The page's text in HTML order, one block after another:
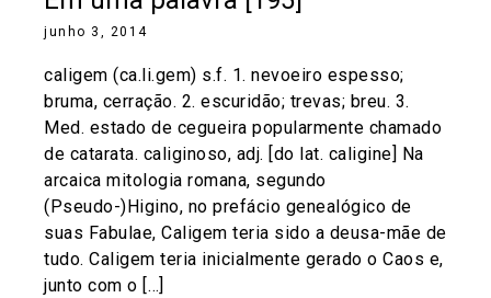
junho 3, 2014
caligem (ca.li.gem) s.f. 1. nevoeiro espesso;
bruma, cerração. 2. escuridão; trevas; breu. 3.
Med. estado de cegueira popularmente chamado
de catarata. caliginoso, adj. [do lat. caligine] Na
arcaica mitologia romana, segundo
(Pseudo-)Higino, no prefácio genealógico de
suas Fabulae, Caligem teria sido a deusa-mãe de
tudo. Caligem teria inicialmente gerado o Caos e,
junto com o […]